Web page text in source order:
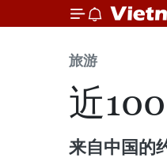
旅游
近
来自中国的